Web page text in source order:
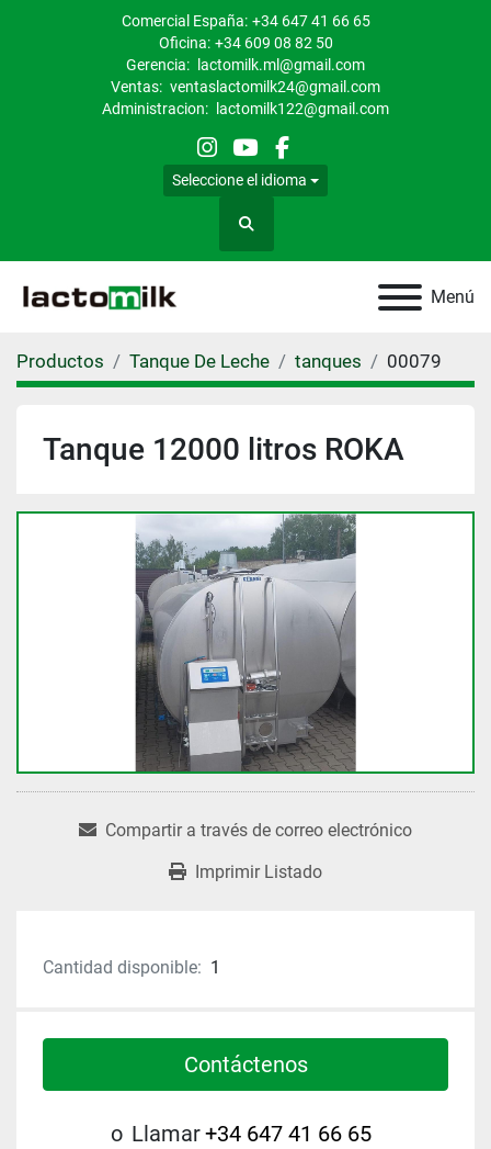
Comercial España: +34 647 41 66 65
Oficina: +34 609 08 82 50
Gerencia:
lactomilk.ml@gmail.com
Ventas: ventaslactomilk24@gmail.com
Administracion:
lactomilk122@gmail.com
instagram
youtube
facebook
Seleccione el idioma
Buscar
Menú
Productos Tanque De Leche tanques 00079
Tanque 12000 litros ROKA
Compartir a través de correo electrónico
Imprimir Listado
Cantidad disponible: 1
Contáctenos
o Llamar+34 647 41 66 65